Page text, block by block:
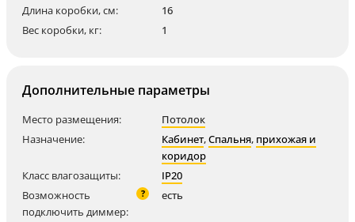
Длина коробки, см:
16
Вес коробки, кг:
1
Дополнительные параметры
Место размещения:
Потолок
Назначение:
Кабинет,Спальня, прихожая и
коридор
Класс влагозащиты:
IP20
Возможность
подключить диммер:
? есть